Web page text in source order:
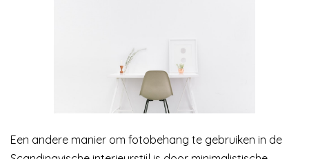
Een andere manier om fotobehang te gebruiken in de